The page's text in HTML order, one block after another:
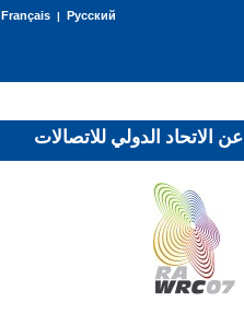
Français| Русский
عن الاتحاد الدولي للاتصالات